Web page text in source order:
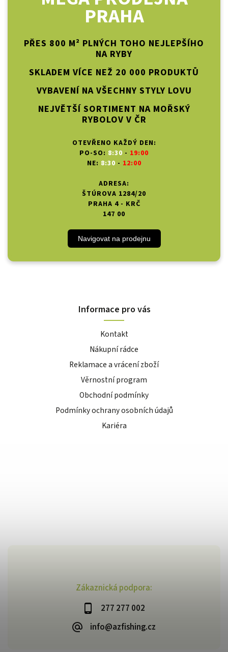
Zákaznická podpora:
277 277 002
info@azfishing.cz
PRAHA
PŘES 800 M² PLNÝCH TOHO NEJLEPŠÍHO
NA RYBY
SKLADEM VÍCE NEŽ 20 000 PRODUKTŮ
VYBAVENÍ NA VŠECHNY STYLY LOVU
NEJVĚTŠÍ SORTIMENT NA MOŘSKÝ
RYBOLOV V ČR
OTEVŘENO KAŽDÝ DEN:
PO-SO: 8:30 - 19:00
NE: 8:30 - 12:00
ADRESA:
ŠTÚROVA 1284/20
PRAHA 4 - KRČ
147 00
Navigovat na prodejnu
Informace pro vás
Kontakt
Nákupní rádce
Reklamace a vrácení zboží
Věrnostní program
Obchodní podmínky
Podmínky ochrany osobních údajů
Kariéra